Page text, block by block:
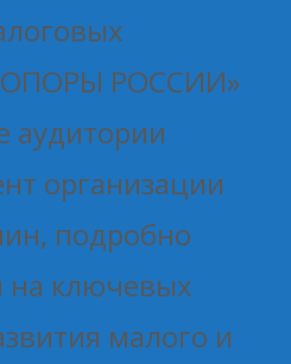
РОССИИ»
аудитории
организации
подробно
на ключевых
малого и